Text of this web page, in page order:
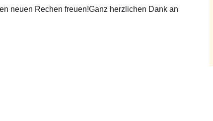
neuen Rechen freuen!Ganz herzlichen Dank an